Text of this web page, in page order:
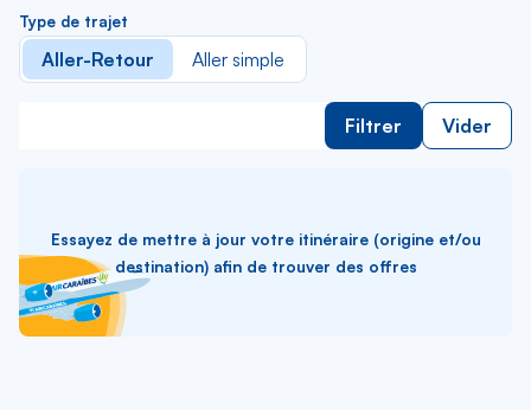
Type de trajet
Aller-Retour Aller simple
Filtrer Vider
Essayez de mettre à jour votre itinéraire (origine et/ou
destination) afin de trouver des offres